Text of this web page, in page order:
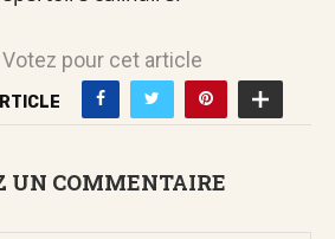
Votez pour cet article
UN COMMENTAIRE